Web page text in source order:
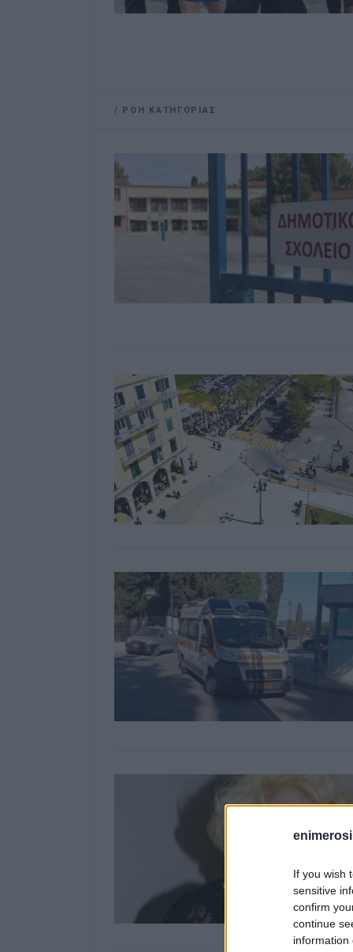
If you wish
sensitive
confirm
continue
information
/ ΡΟΗ ΚΑΤΗΓΟΡΙΑΣ